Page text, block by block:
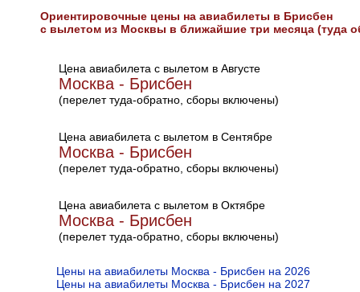
Ориентировочные цены на авиабилеты в Брисбен
с вылетом из Москвы в ближайшие три месяца (туда
Цена авиабилета с вылетом в Августе
Москва - Брисбен
(перелет туда-обратно, сборы включены)
Цена авиабилета с вылетом в Сентябре
Москва - Брисбен
(перелет туда-обратно, сборы включены)
Цена авиабилета с вылетом в Октябре
Москва - Брисбен
(перелет туда-обратно, сборы включены)
Цены на авиабилеты Москва - Брисбен на 2026
Цены на авиабилеты Москва - Брисбен на 2027